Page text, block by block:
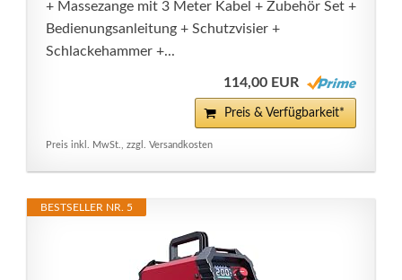
+ Massezange mit 3 Meter Kabel + Zubehör Set +
Bedienungsanleitung + Schutzvisier +
Schlackehammer +...
114,00 EUR
Preis & Verfügbarkeit*
Preis inkl. MwSt., zzgl. Versandkosten
BESTSELLER NR. 5